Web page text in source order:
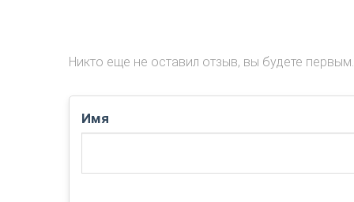
Никто еще не оставил отзыв, вы будете первым.
Имя